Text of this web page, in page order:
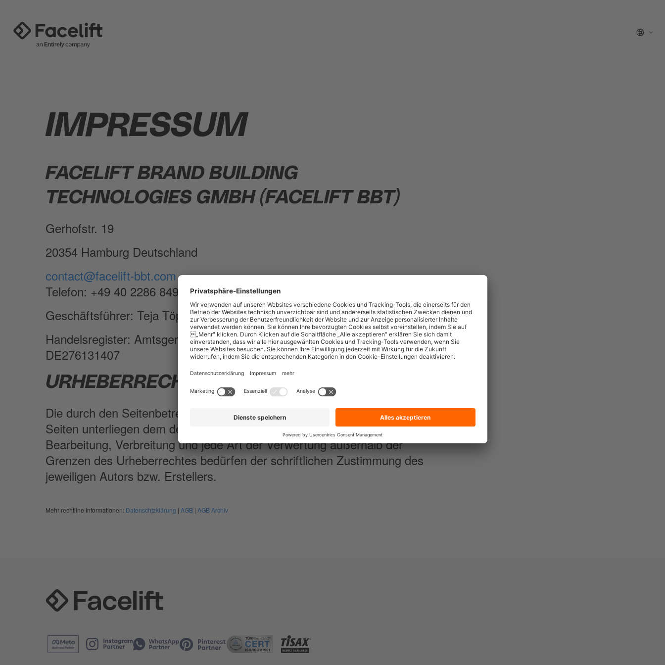
IMPRESSUM
FACELIFT BRAND BUILDING
TECHNOLOGIES GMBH (FACELIFT BBT)
Gerhofstr. 19
20354 Hamburg Deutschland
contact@facelift-bbt.com
Telefon: +49 40 2286 849 0
Geschäftsführer: Teja Töpfer
Handelsregister: Amtsgericht Hamburg, HRB 117436, USt-IdNr:
DE276131407
URHEBERRECHT
Die durch den Seitenbetreiber erstellten Inhalte und Texte auf diesen
Seiten unterliegen dem deutschen Urheberrecht. Die Vervielfältigung,
Bearbeitung, Verbreitung und jede Art der Verwertung außerhalb der
Grenzen des Urheberrechtes bedürfen der schriftlichen Zustimmung des
jeweiligen Autors bzw. Erstellers.
Mehr rechtline Informationen: Datenschtzklärung | AGB | AGB Archiv